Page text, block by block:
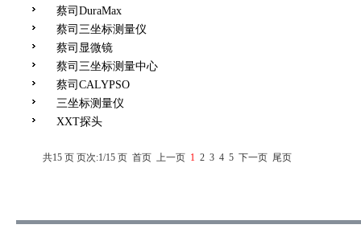
蔡司DuraMax
蔡司三坐标测量仪
蔡司显微镜
蔡司三坐标测量中心
蔡司CALYPSO
三坐标测量仪
XXT探头
共15 页 页次:1/15 页 首页 上一页 1 2 3 4 5 下一页 尾页